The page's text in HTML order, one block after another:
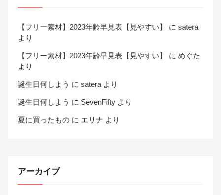
【フリー素材】2023年齢早見表【見やすい】 に satera
より
【フリー素材】2023年齢早見表【見やすい】 に めぐた
より
誕生日何しよう に satera より
誕生日何しよう に SevenFifty より
夏に買ったもの に エリナ より
アーカイブ